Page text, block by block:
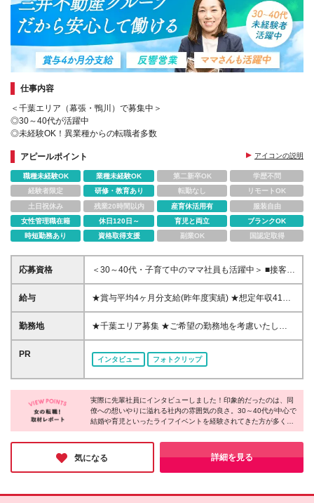
仕事内容
＜千葉エリア（幕張・鴨川）で募集中＞
◎30～40代が活躍中
◎未経験OK！異業種からの転職者多数
アピールポイント アイコンの説明
職種未経験OK 業種未経験OK 第二新卒OK
学歴不問
経験者限定
研修・教育あり 転勤なし
リモートOK
土日祝休み
残業20時間以内 産育休活用有
服装自由
女性管理職在籍
休日120日～ 育児と両立
ブランクOK
時短勤務あり
資格取得支援 副業OK 国認定取得
応募資格
＜30～40代・子育て中のママ社員も活躍中＞ ■接客サ
ービス業もしくは営業経験のある方 ■短大以上 ※以下
のような方を歓迎します！ 「ただ契約を獲得するの
「数値を追うプレッシャーを感じることなく、落ち着
いた対応がしたい」 「お客様に寄り添った提案がし
い」 など
給与
★賞与平均4ヶ月分支給(昨年度実績) ★想定年収410
万円～568万円（賞与含む） 月給25万2,321円～35万
円+賞与年2回+残業代全額支給 ※詳細は経験・能力・
勤務地
★千葉エリア募集 ★ご希望の勤務地を考慮いたしま
す ◇パークウェルステイト幕張ベイパーク 千葉県千
葉市美浜区若葉3-1-23 ◇パークウェルステイト鴨川
千葉県鴨川市浜荻1002番地1 ※（変更の範囲）上記を
除く当社関連勤務地
PR
インタビュー フォトクリップ
実際に先輩社員にインタビューしました！印象的だったのは、同
僚への想いやりに溢れる社内の雰囲気の良さ。30～40代が中心で
結婚や育児といったライフイベントを経験されてきた方が多く、
理解があるため、スタッフ同士で協力し合いながら、お互いサポ
ートし合っているそうです。そんな環境だからこそ、安心して働
くことができる。三井不動産グループとしての安定性もさること
ながら、そんな温かい社風にも大きな魅力を感じました。
気になる 詳細を見る